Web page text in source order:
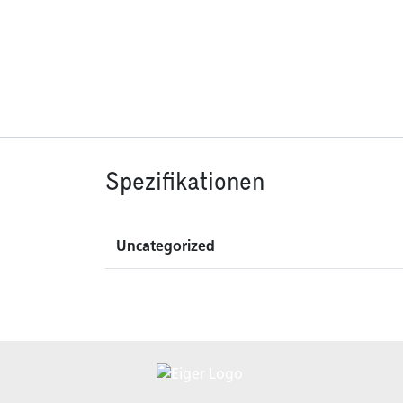
Spezifikationen
Uncategorized